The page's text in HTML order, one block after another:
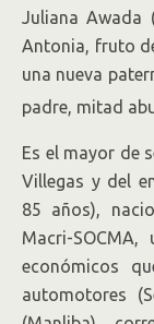
Juliana Awada
Antonia, fruto
una nueva
padre, mitad
Es el mayor de
Villegas y del
85 años),
Macri-
económicos
automotores